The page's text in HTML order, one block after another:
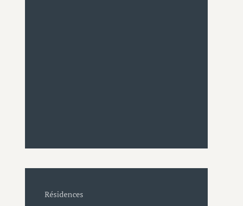
Résidences